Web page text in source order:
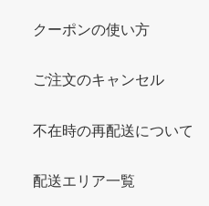
クーポンの使い方
ご注文のキャンセル
不在時の再配送について
配送エリア一覧